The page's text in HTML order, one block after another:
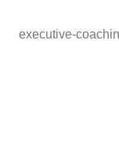
executive-